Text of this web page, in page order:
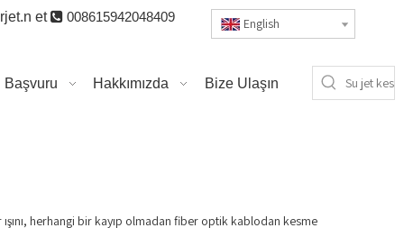
et 008615942048409 English
Başvuru Hakkımızda Bize Ulaşın
herhangi bir kayıp olmadan fiber optik kablodan kesme